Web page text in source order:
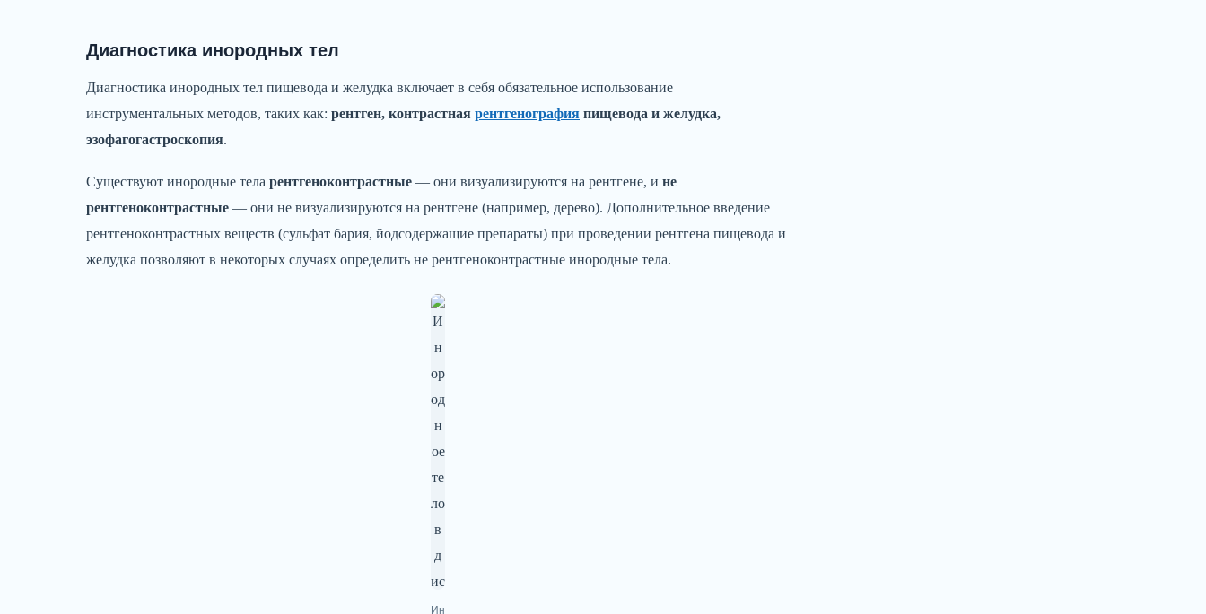
Диагностика инородных тел
Диагностика инородных тел пищевода и желудка включает в себя обязательное использование
инструментальных методов, таких как: рентген, контрастная рентгенография пищевода и желудка,
эзофагогастроскопия.
Существуют инородные тела рентгеноконтрастные — они визуализируются на рентгене, и не
рентгеноконтрастные — они не визуализируются на рентгене (например, дерево). Дополнительное введение
рентгеноконтрастных веществ (сульфат бария, йодсодержащие препараты) при проведении рентгена пищевода и
желудка позволяют в некоторых случаях определить не рентгеноконтрастные инородные тела.
Ин